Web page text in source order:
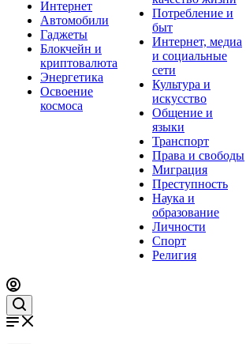
Интернет
Автомобили
Гаджеты
Блокчейн и
криптовалюта
Энергетика
Освоение
космоса
Потребление и
быт
Интернет, медиа
и социальные
сети
Культура и
искусство
Общение и
языки
Транспорт
Права и свободы
Миграция
Преступность
Наука и
образование
Личности
Спорт
Религия